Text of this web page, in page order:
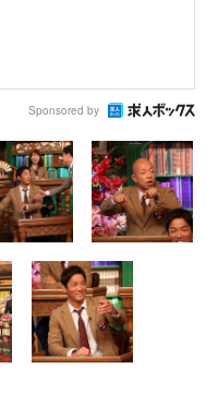
Sponsored by